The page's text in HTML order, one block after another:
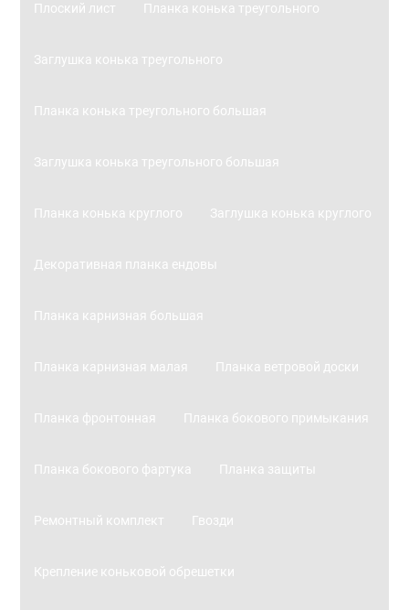
Плоский лист Планка конька треугольного
Заглушка конька треугольного
Планка конька треугольного большая
Заглушка конька треугольного большая
Планка конька круглого Заглушка конька круглого
Декоративная планка ендовы
Планка карнизная большая
Планка карнизная малая Планка ветровой доски
Планка фронтонная Планка бокового примыкания
Планка бокового фартука Планка защиты
Ремонтный комплект Гвозди
Крепление коньковой обрешетки